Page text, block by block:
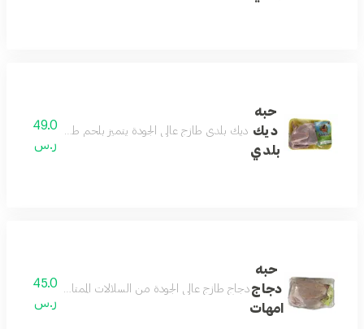
حبه
ديك
بلدي
ديك بلدي طازج عالي الجودة يتميز بلحم طري وطعم أصيل
49.0
ر.س
حبه
دجاج
امهات
دجاج طازج عالي الجودة من السلالات الممتازة يتميز
45.0
ر.س